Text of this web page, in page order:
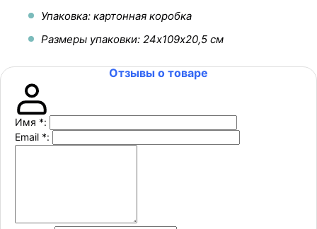
Упаковка: картонная коробка
Размеры упаковки: 24х109х20,5 см
Отзывы о товаре
Имя *:
Email *: